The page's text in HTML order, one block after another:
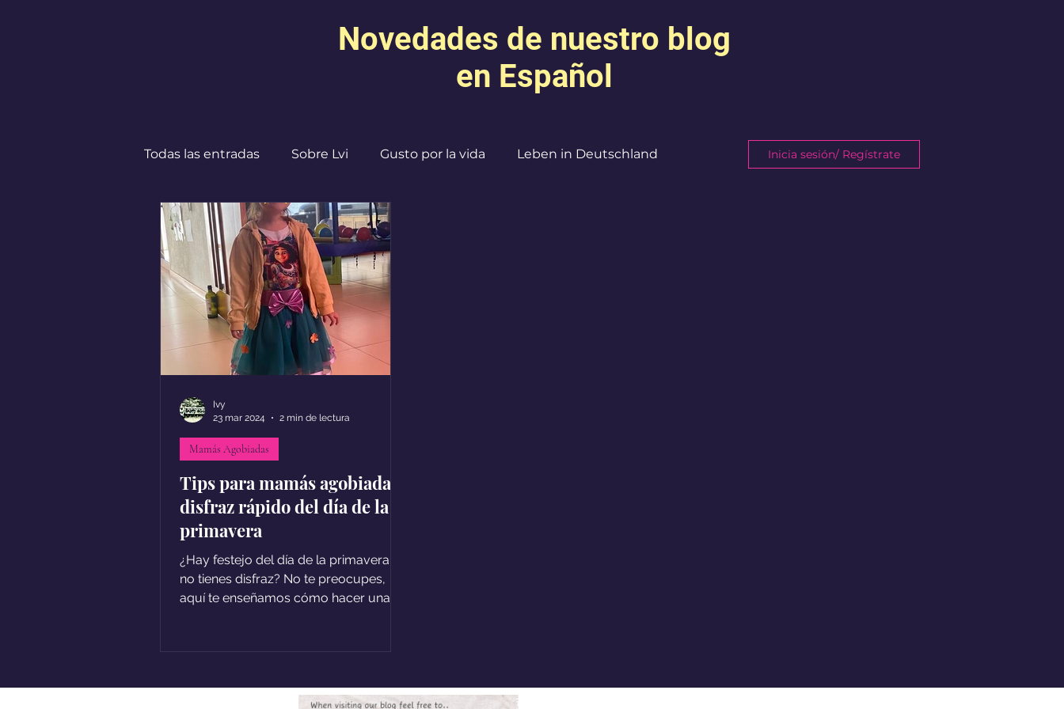
Novedades de nuestro blog
en Español
Todas las entradas Sobre Lvi Gusto por la vida Leben in Deutschland
Destinos I ♥ CdMx Creatividad
Inicia sesión/ Regístrate
Tips para mamás agobiadas:
disfraz rápido del día de la
primavera
¿Hay festejo del día de la primavera y
no tienes disfraz? No te preocupes,
aquí te enseñamos cómo hacer una
Mamás Agobiadas
Ivy
23 mar 2024
2 min de lectura